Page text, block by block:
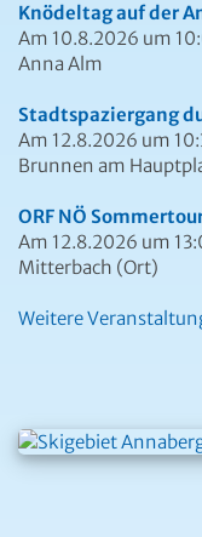
Knödeltag auf der
Am 10.8.2026 um
Anna Alm
Stadtspaziergang
Am 12.8.2026 um
Brunnen am
ORF NÖ
Am 12.8.2026 um
Mitterbach (Ort)
Weitere